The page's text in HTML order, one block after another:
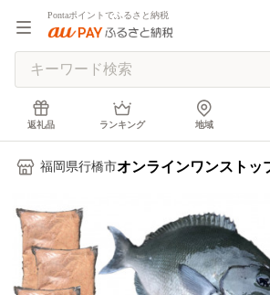
Pontaポイントでふるさと納税
返礼品 ランキング 地域
福岡県行橋市オンラインワンストッ